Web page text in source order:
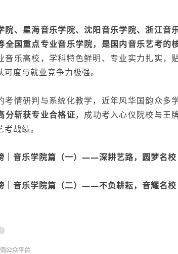
院、星海音乐学院、沈阳音乐学院、浙江音
全国重点专业音乐学院，是国内音乐艺考的
音乐高校，学科特色鲜明、专业实力扎实，
可度与就业竞争力极强。
考情研判与系统化教学，近年风华国韵众多
分斩获专业合格证，成功考入心仪院校与王
战绩。
｜音乐学院篇（一）——深耕艺路，圆梦名校
｜音乐学院篇（二）——不负耕耘，音耀名校